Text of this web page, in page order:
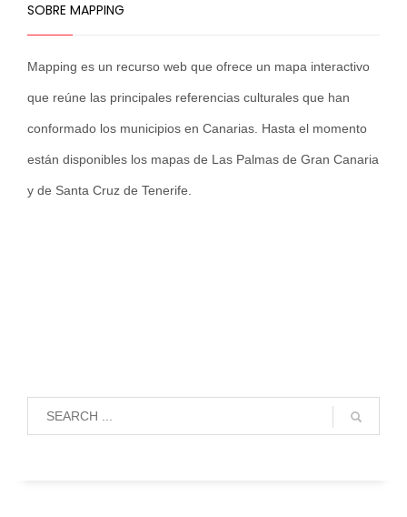
SOBRE MAPPING
Mapping es un recurso web que ofrece un mapa interactivo
que reúne las principales referencias culturales que han
conformado los municipios en Canarias. Hasta el momento
están disponibles los mapas de Las Palmas de Gran Canaria
y de Santa Cruz de Tenerife.